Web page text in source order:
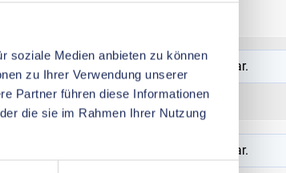
soziale Medien anbieten zu können
zu Ihrer Verwendung unserer
Partner führen diese Informationen
die sie im Rahmen Ihrer Nutzung
50 mm
Preise nach sichtbar.
sichtbar.